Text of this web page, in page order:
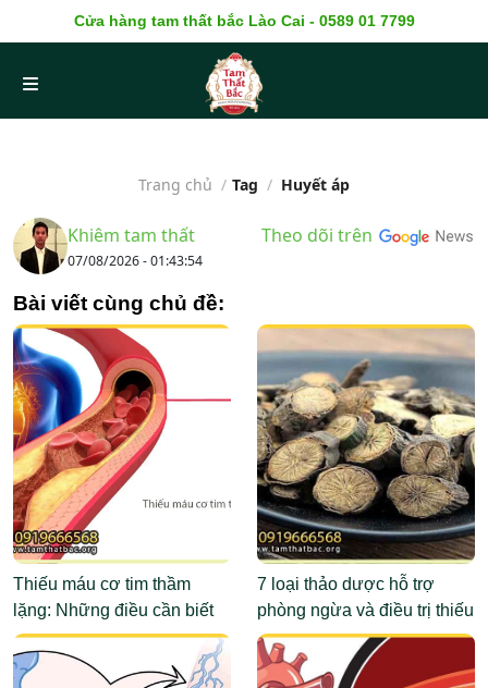
Cửa hàng tam thất bắc Lào Cai - 0589 01 7799
Trang chủ / Tag / Huyết áp
Khiêm tam thất
07/08/2026 - 01:43:54
Theo dõi trên
Bài viết cùng chủ đề:
Thiếu máu cơ tim thầm
lặng: Những điều cần biết
7 loại thảo dược hỗ trợ
phòng ngừa và điều trị thiếu
máu não